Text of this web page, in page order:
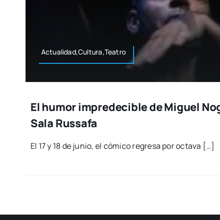
Actualidad,Cultura,Teatro
El humor impredecible de Miguel
Sala Russafa
El 17 y 18 de junio, el cómi­co regre­sa por octa­va […]